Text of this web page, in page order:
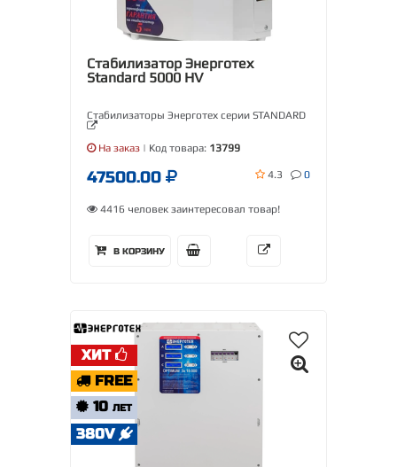
Стабилизатор Энерготех
Standard 5000 HV
Стабилизаторы Энерготех серии STANDARD
На заказ | Код товара: 13799
47500.00 4.3 0
4416 человек заинтересовал товар!
В КОРЗИНУ
ХИТ
FREE
10 ЛЕТ
380V